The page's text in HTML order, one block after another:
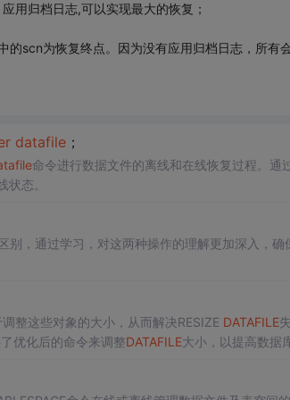
用归档日志,可以实现最大的恢复；
scn为恢复终点。因为没有应用归档日志，所有
datafile；
file命令进行数据文件的离线和在线恢复过程。通
态。
，通过学习，对这两种操作的理解更加深入，确
整这些对象的大小，从而解决RESIZE DATAFILE
优化后的命令来调整DATAFILE大小，以提高数据